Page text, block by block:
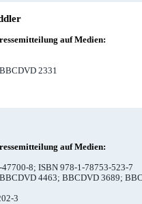
auf Medien:
BBCDVD 2331
auf Medien:
8; ISBN 978-1-78753-523-7
BBCDVD 4463; BBCDVD 3689;
3